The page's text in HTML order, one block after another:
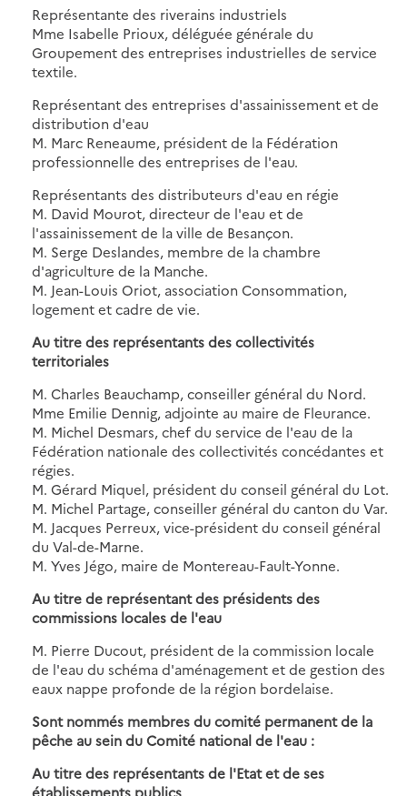
Représentante des riverains industriels
Mme Isabelle Prioux, déléguée générale du
Groupement des entreprises industrielles de service
textile.
Représentant des entreprises d'assainissement et de
distribution d'eau
M. Marc Reneaume, président de la Fédération
professionnelle des entreprises de l'eau.
Représentants des distributeurs d'eau en régie
M. David Mourot, directeur de l'eau et de
l'assainissement de la ville de Besançon.
M. Serge Deslandes, membre de la chambre
d'agriculture de la Manche.
M. Jean-Louis Oriot, association Consommation,
logement et cadre de vie.
Au titre des représentants des collectivités
territoriales
M. Charles Beauchamp, conseiller général du Nord.
Mme Emilie Dennig, adjointe au maire de Fleurance.
M. Michel Desmars, chef du service de l'eau de la
Fédération nationale des collectivités concédantes et
régies.
M. Gérard Miquel, président du conseil général du Lot.
M. Michel Partage, conseiller général du canton du Var.
M. Jacques Perreux, vice-président du conseil général
du Val-de-Marne.
M. Yves Jégo, maire de Montereau-Fault-Yonne.
Au titre de représentant des présidents des
commissions locales de l'eau
M. Pierre Ducout, président de la commission locale
de l'eau du schéma d'aménagement et de gestion des
eaux nappe profonde de la région bordelaise.
Sont nommés membres du comité permanent de la
pêche au sein du Comité national de l'eau :
Au titre des représentants de l'Etat et de ses
établissements publics